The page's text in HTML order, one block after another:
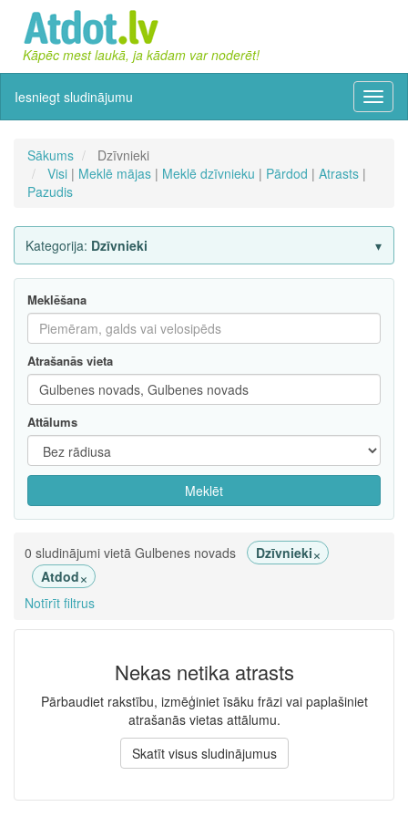
Kāpēc mest laukā, ja kādam var noderēt!
Iesniegt sludinājumu
Sākums
Dzīvnieki
Visi | Meklē mājas | Meklē dzīvnieku | Pārdod | Atrasts |
Pazudis
Kategorija: Dzīvnieki
Meklēšana
Atrašanās vieta
Attālums
Meklēt
0 sludinājumi vietā Gulbenes novads Dzīvnieki×
Atdod×
Notīrīt filtrus
Nekas netika atrasts
Pārbaudiet rakstību, izmēģiniet īsāku frāzi vai paplašiniet
atrašanās vietas attālumu.
Skatīt visus sludinājumus